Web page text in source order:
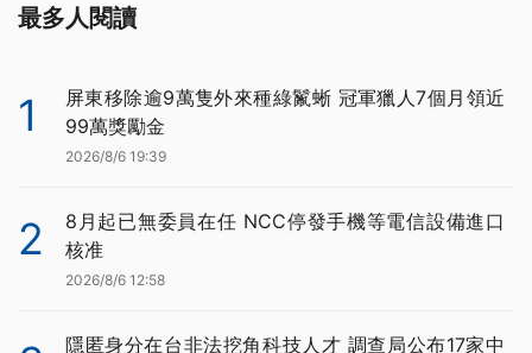
最多人閱讀
1
屏東移除逾9萬隻外來種綠鬣蜥 冠軍獵人7個月領近
99萬獎勵金
2026/8/6 19:39
2
8月起已無委員在任 NCC停發手機等電信設備進口
核准
2026/8/6 12:58
隱匿身分在台非法挖角科技人才 調查局公布17家中